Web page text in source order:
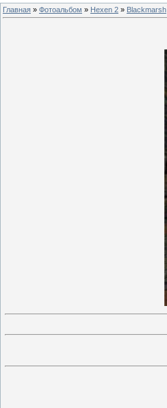
Главная » Фотоальбом » Hexen 2 » Blackmarsh